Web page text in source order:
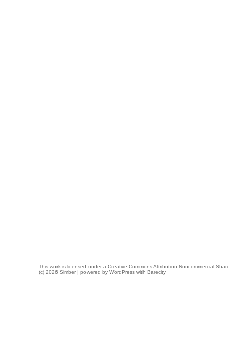
This work is licensed under a Creative Commons Attribution-Noncommercial-
(c) 2026 Simber | powered by WordPress with Barecity